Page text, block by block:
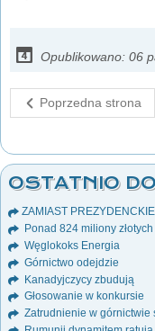
Opublikowano: 06
Poprzedna strona
OSTATNIO
ZAMIAST
Ponad 824 miliony złotych
Węglokoks Energia
Górnictwo odejdzie
Kanadyjczycy zbudują
Głosowanie w konkursie
Zatrudnienie w górnictwie